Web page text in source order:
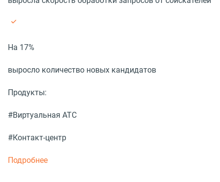
На 17%
выросло количество новых кандидатов
Продукты:
#Виртуальная АТС
#Контакт-центр
Подробнее